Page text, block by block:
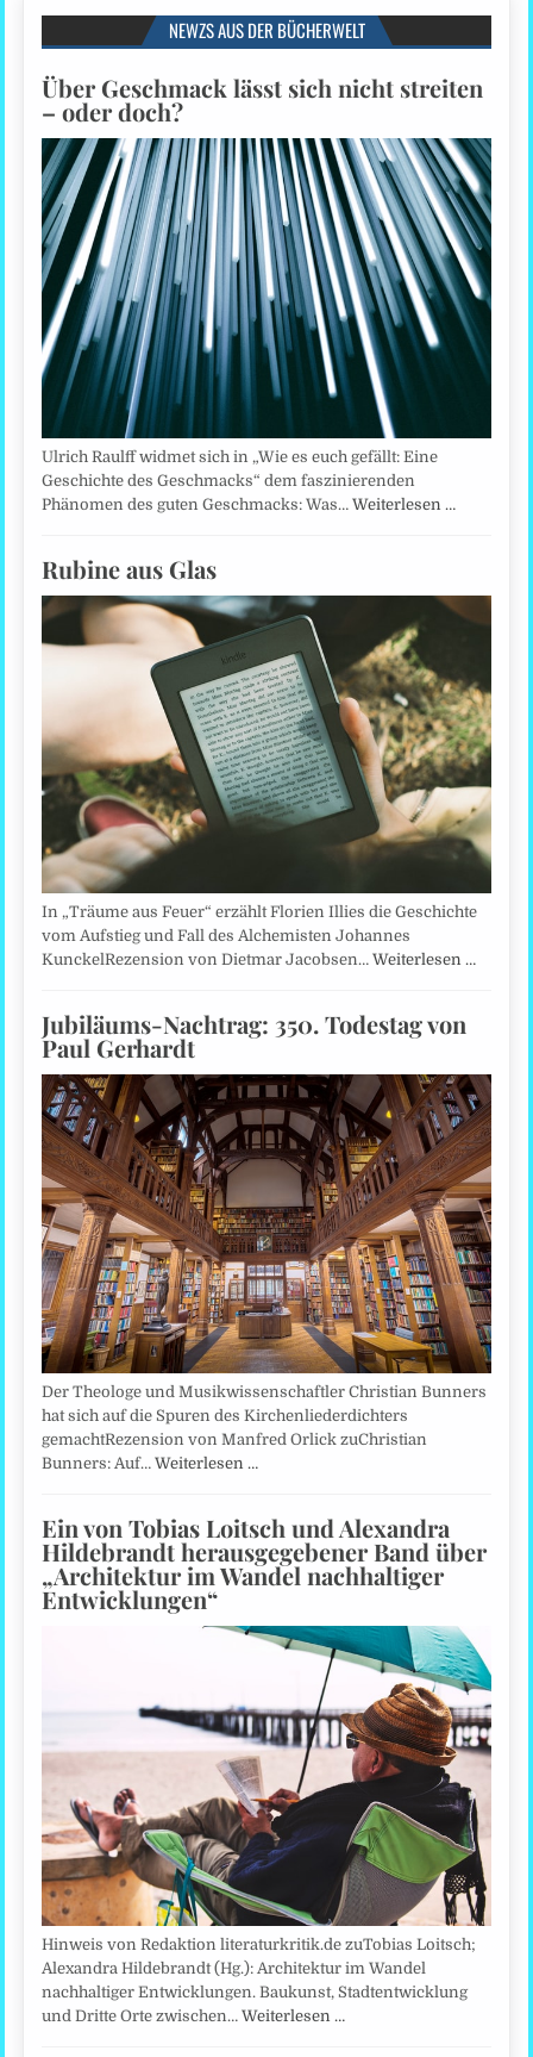
NEWZS AUS DER BÜCHERWELT
Über Geschmack lässt sich nicht streiten
– oder doch?
Ulrich Raulff widmet sich in „Wie es euch gefällt: Eine
Geschichte des Geschmacks“ dem faszinierenden
Phänomen des guten Geschmacks: Was…Weiterlesen …
Rubine aus Glas
In „Träume aus Feuer“ erzählt Florien Illies die Geschichte
vom Aufstieg und Fall des Alchemisten Johannes
KunckelRezension von Dietmar Jacobsen…Weiterlesen …
Jubiläums-Nachtrag: 350. Todestag von
Paul Gerhardt
Der Theologe und Musikwissenschaftler Christian Bunners
hat sich auf die Spuren des Kirchenliederdichters
gemachtRezension von Manfred Orlick zuChristian
Bunners: Auf…Weiterlesen …
Ein von Tobias Loitsch und Alexandra
Hildebrandt herausgegebener Band über
„Architektur im Wandel nachhaltiger
Entwicklungen“
Hinweis von Redaktion literaturkritik.de zuTobias Loitsch;
Alexandra Hildebrandt (Hg.): Architektur im Wandel
nachhaltiger Entwicklungen. Baukunst, Stadtentwicklung
und Dritte Orte zwischen…Weiterlesen …